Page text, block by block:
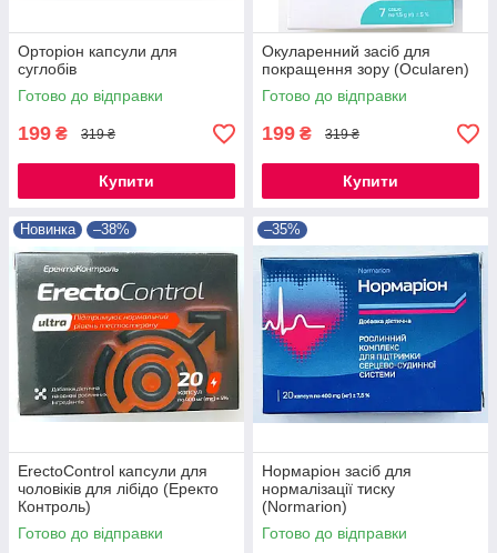
Орторіон капсули для
суглобів
Готово до відправки
199 ₴ 319 ₴
Купити
Окуларенний засіб для
покращення зору (Ocularen)
Готово до відправки
199 ₴ 319 ₴
Купити
Новинка –38%
ErectoControl капсули для
чоловіків для лібідо (Еректо
Контроль)
Готово до відправки
–35%
Нормаріон засіб для
нормалізації тиску
(Normarion)
Готово до відправки